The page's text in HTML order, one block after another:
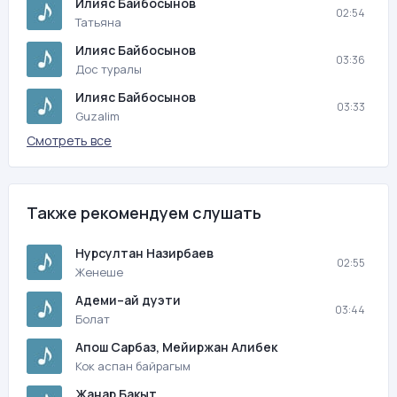
Татьяна
02:54
Илияс Байбосынов
Дос туралы
03:36
Илияс Байбосынов
Guzalim
03:33
Смотреть все
Также рекомендуем слушать
Нурсултан Назирбаев
Женеше
02:55
Адеми–ай дуэти
Болат
03:44
Апош Сарбаз, Мейиржан Алибек
Кок аспан байрагым